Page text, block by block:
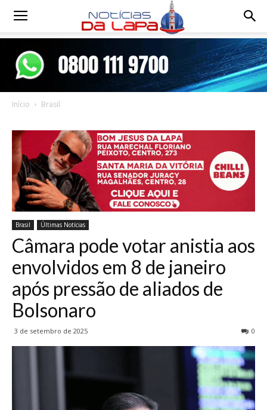
Notícias
Início Brasil
Brasil Últimas Notícias
Câmara pode votar anistia aos
envolvidos em 8 de janeiro
após pressão de aliados de
Bolsonaro
3 de setembro de 2025 0